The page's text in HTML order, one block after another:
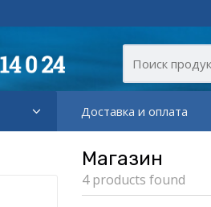
Доставка и оплата
Магазин
4 products found